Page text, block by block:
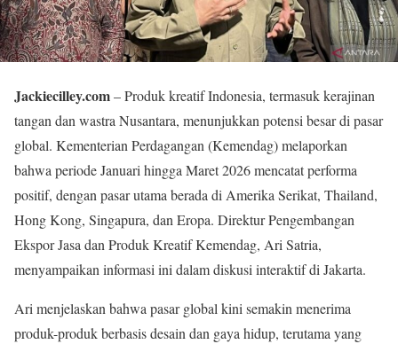
Jackiecilley.com– Produk kreatif Indonesia, termasuk kerajinan
tangan dan wastra Nusantara, menunjukkan potensi besar di pasar
global. Kementerian Perdagangan (Kemendag) melaporkan
bahwa periode Januari hingga Maret 2026 mencatat performa
positif, dengan pasar utama berada di Amerika Serikat, Thailand,
Hong Kong, Singapura, dan Eropa. Direktur Pengembangan
Ekspor Jasa dan Produk Kreatif Kemendag, Ari Satria,
menyampaikan informasi ini dalam diskusi interaktif di Jakarta.
Ari menjelaskan bahwa pasar global kini semakin menerima
produk-produk berbasis desain dan gaya hidup, terutama yang